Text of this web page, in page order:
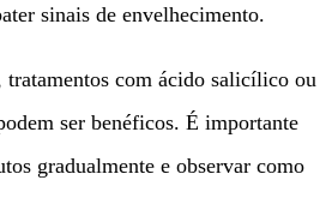
sinais de envelhecimento.
tratamentos com ácido salicílico ou
ser benéficos. É importante
gradualmente e observar como